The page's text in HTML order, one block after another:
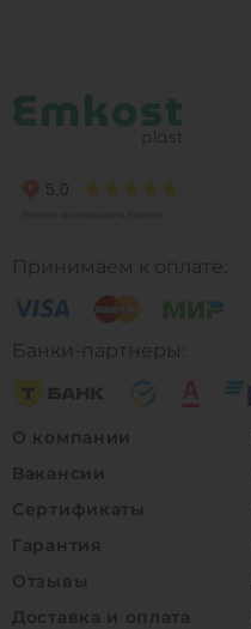
Принимаем к оплате:
Банки-партнеры:
О компании
Вакансии
Сертификаты
Гарантия
Отзывы
Доставка и оплата